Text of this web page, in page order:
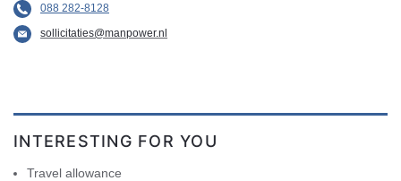
088 282-8128
sollicitaties@manpower.nl
INTERESTING FOR YOU
Travel allowance